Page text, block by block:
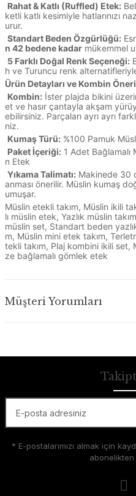
Rahat & Katlı (Ruffled) Etek:
ketli katlı kesimiyle hatlarınızı
urur.
Standart Beden Özgürlüğü:
n 42 bedene kadarmükemmel
5 Farklı Doğal Renk Seçeneği:
h ve Turuncu renk
Ürün Detayları ve Kombin
Kombin:İster plajda bikini
et ve hasır çantayla akşam
ebilirsiniz. Parçaları ayrı ayrı
niz.
Kumaş Türü:%100 Pamuk
Paket İçeriği:1 Adet Bağlamalı
n Etek
Yıkama Talimatı:Makinede 30
anması önerilir. Müslin kumaş
umuşar.
Müslin etekli takım, Müslin ikili
lı müslin etek, Yazlık müslin
müslin set, Standart beden
m, Müslin mini etek takım,
tekli takım, Plaj kombini ikili set,
ze bağlamalı gömlek etek
Müşteri Yorumları
* E-postalarımızı almak için
abonelikten